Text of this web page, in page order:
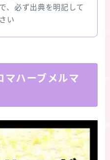
、必ず出典を明記して
い
マハーブメルマ